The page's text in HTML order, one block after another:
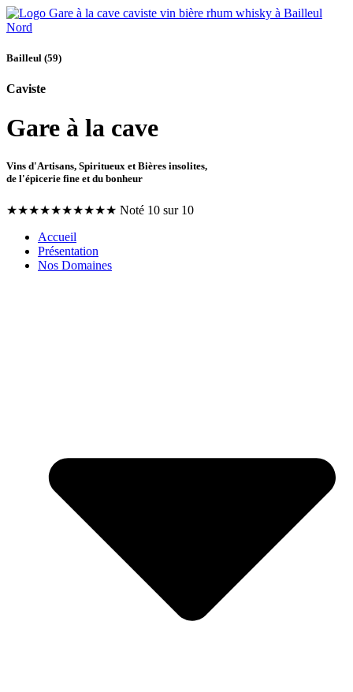
Bailleul (59)
Caviste
Gare à la cave
Vins d'Artisans, Spiritueux et Bières insolites,
de l'épicerie fine et du bonheur
★★★★★★★★★★ Noté 10 sur 10
Accueil
Présentation
Nos Domaines